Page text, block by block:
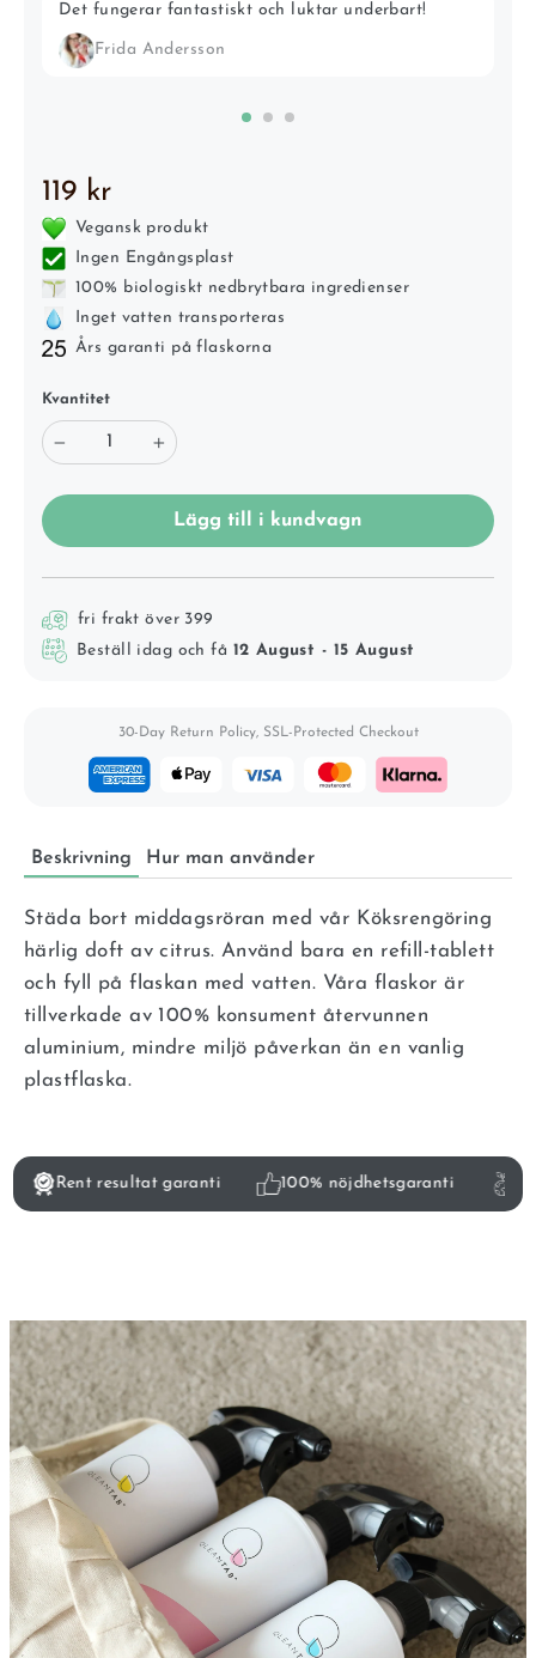
Det fungerar fantastiskt och luktar underbart!
Frida Andersson
Translation
missing:
sv.products.product.price.regular_price
119 kr
Vegansk produkt
Ingen Engångsplast
100% biologiskt nedbrytbara ingredienser
Inget vatten transporteras
Års garanti på flaskorna
Kvantitet
+
Lägg till i kundvagn
fri frakt över 399
Beställ idag och få 12 August - 15 August
30-Day Return Policy, SSL-Protected Checkout
Beskrivning Hur man använder
Städa bort middagsröran med vår Köksrengöring
härlig doft av citrus. Använd bara en refill-tablett
och fyll på flaskan med vatten. Våra flaskor är
tillverkade av 100% konsument återvunnen
aluminium, mindre miljö påverkan än en vanlig
plastflaska.
Rent resultat garanti 100% nöjdhetsgaranti